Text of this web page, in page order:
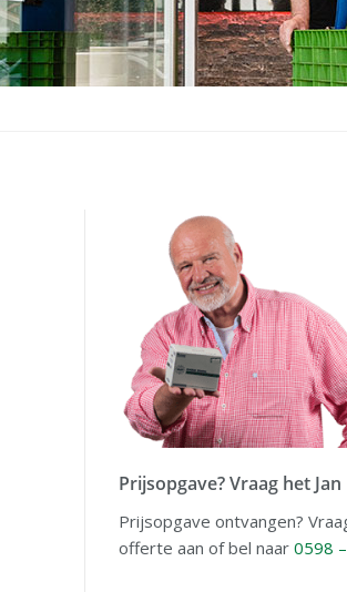
Prijsopgave? Vraag het Jan
Prijsopgave ontvangen?
offerte aan of bel naar 0598